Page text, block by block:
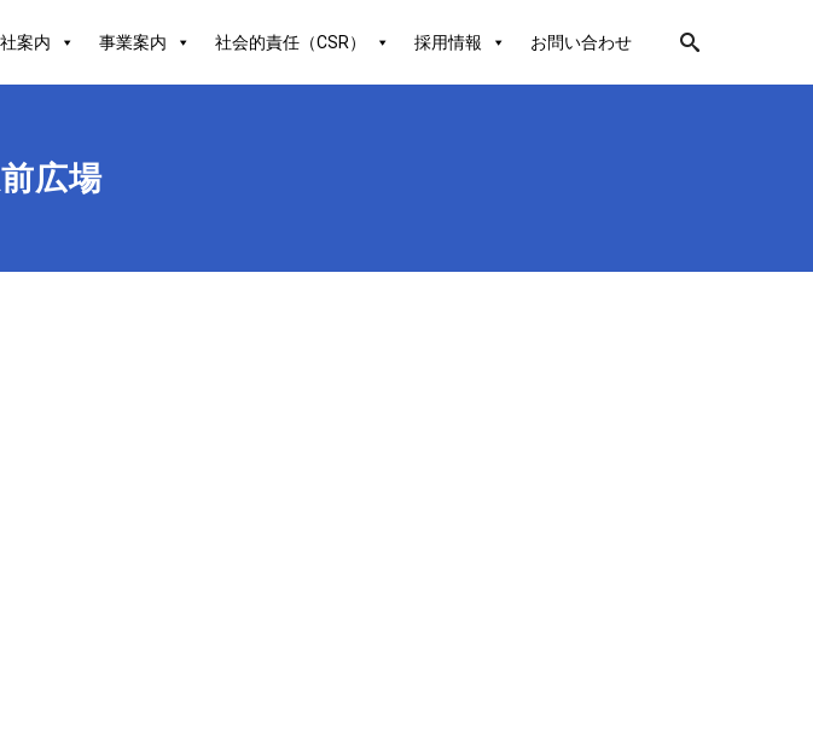
案内 事業案内 社会的責任（CSR） 採用情報 お問い合わせ
広場